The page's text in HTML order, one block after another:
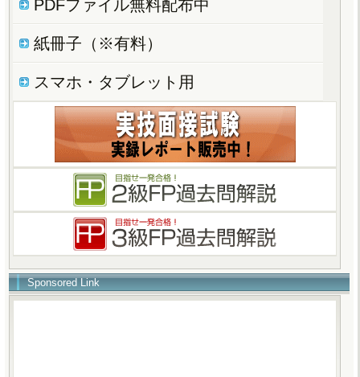
PDFファイル無料配布中
紙冊子（※有料）
スマホ・タブレット用
Sponsored Link